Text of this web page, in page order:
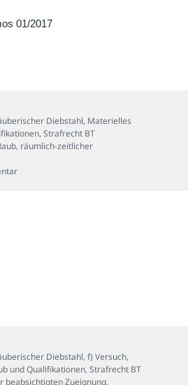
01/2017
Diebstahl, Materielles
,Strafrecht BT
, räumlich-zeitlicher
zu Dreister Sohn-Fall
Diebstahl,f) Versuch,
und Qualifikationen,Strafrecht BT
beabsichtigten Zueignung,